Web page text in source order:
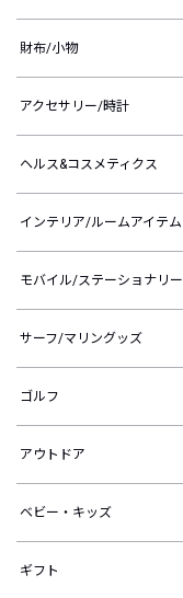
財布/小物
アクセサリー/時計
ヘルス&コスメティクス
インテリア/ルームアイテム
モバイル/ステーショナリー
サーフ/マリングッズ
ゴルフ
アウトドア
ベビー・キッズ
ギフト